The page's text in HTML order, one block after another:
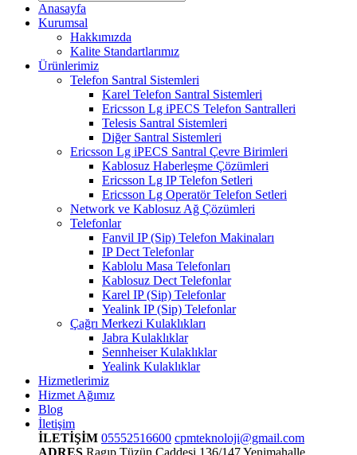
Anasayfa
Kurumsal
Hakkımızda
Kalite Standartlarımız
Ürünlerimiz
Telefon Santral Sistemleri
Karel Telefon Santral Sistemleri
Ericsson Lg iPECS Telefon Santralleri
Telesis Santral Sistemleri
Diğer Santral Sistemleri
Ericsson Lg iPECS Santral Çevre Birimleri
Kablosuz Haberleşme Çözümleri
Ericsson Lg IP Telefon Setleri
Ericsson Lg Operatör Telefon Setleri
Network ve Kablosuz Ağ Çözümleri
Telefonlar
Fanvil IP (Sip) Telefon Makinaları
IP Dect Telefonlar
Kablolu Masa Telefonları
Kablosuz Dect Telefonlar
Karel IP (Sip) Telefonlar
Yealink IP (Sip) Telefonlar
Çağrı Merkezi Kulaklıkları
Jabra Kulaklıklar
Sennheiser Kulaklıklar
Yealink Kulaklıklar
Hizmetlerimiz
Hizmet Ağımız
Blog
İletişim
İLETİŞİM 05552516600 cpmteknoloji@gmail.com
ADRES Ragıp Tüzün Caddesi 136/147 Yenimahalle